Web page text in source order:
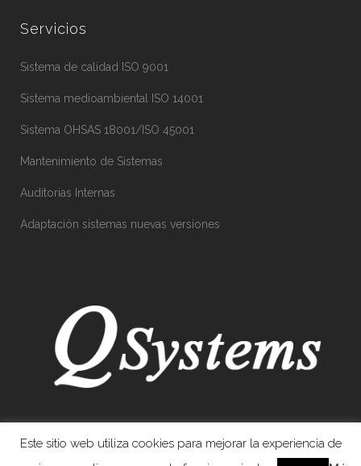
Servicios
Sistema de calidad ISO 9001
Sistema medioambiental ISO 14001
Sistema OHSAS 18001/ISO 45001
Mantenimiento de Sistemas
Auditorias Internas
Adaptación sistemas nuevas versiones
Este sitio web utiliza cookies para mejorar la experiencia de